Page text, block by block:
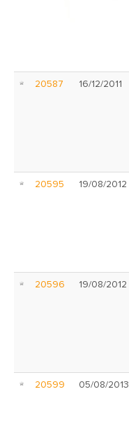
20587 16/12/2011
20595 19/08/2012
20596 19/08/2012
20599 05/08/2013